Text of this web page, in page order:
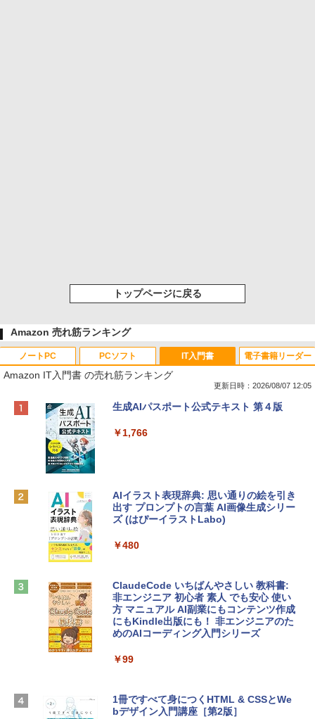
トップページに戻る
Amazon 売れ筋ランキング
ノートPC
Apple 2026 MacBook Neo A18 Proチッ
e Intelligence、Liquid Retinaディスプ
￥162,598
tomtoc 360°保護 15.6 16インチ パソコ
￥2,952
Apple 2026 MacBook Air M5チップ搭載
igence、13.6インチLiquid Retinaディ
ームカメラ、日本語キーボード、Touch I
D - ミッドナイト
PCソフト
Robloxギフトカード - 800 Robux 【限
インゲームコード】 ロブロックス | オン
Microsoft Office Home & Business 202
4(最新 永続版)|オンラインコード版|Wind
Robloxギフトカード - 2,000 Robux 【限
定バーチャルアイテムを含む】 【オンラ
インゲームコード】 ロブロックス | オン
ラインコード版
￥3,200
Robloxギフトカード - 1000 Robux 【限
定バーチャルアイテムを含む】 【オンラ
IT入門書
Amazon IT入門書 の売れ筋ランキング
更新日時：2026/08/07 12:05
生成AIパスポート公式テキスト 第４版
￥1,766
AIイラスト表現辞典: 思い通りの絵を引き
出す プロンプトの言葉 AI画像生成シリー
ズ (はぴーイラストLabo)
￥480
ClaudeCode いちばんやさしい 教科書:
非エンジニア 初心者 素人 でも安心 使い
方 マニュアル AI副業にもコンテンツ作成
にもKindle出版にも！ 非エンジニアのた
めのAIコーディング入門シリーズ
￥99
1冊ですべて身につくHTML & CSSとWe
bデザイン入門講座［第2版］
電子書籍リーダー